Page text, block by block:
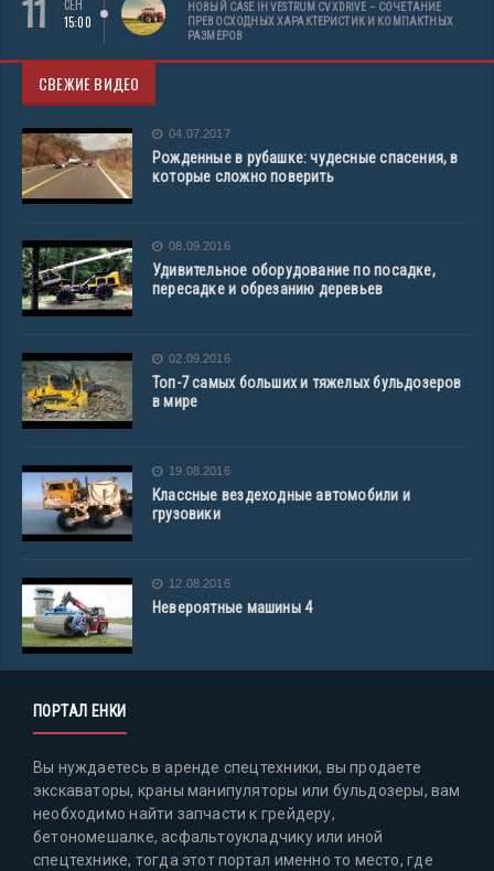
11
СЕН
15:00
НОВЫЙ CASE IH VESTRUM CVXDRIVE – СОЧЕТАНИЕ
ПРЕВОСХОДНЫХ ХАРАКТЕРИСТИК И КОМПАКТНЫХ
РАЗМЕРОВ
СВЕЖИЕ ВИДЕО
04.07.2017
Рожденные в рубашке: чудесные спасения, в
которые сложно поверить
08.09.2016
Удивительное оборудование по посадке,
пересадке и обрезанию деревьев
02.09.2016
Топ-7 самых больших и тяжелых бульдозеров
в мире
19.08.2016
Классные вездеходные автомобили и
грузовики
12.08.2016
Невероятные машины 4
ПОРТАЛ ЕНКИ
Вы нуждаетесь в аренде спецтехники, вы продаете
экскаваторы, краны манипуляторы или бульдозеры, вам
необходимо найти запчасти к грейдеру,
бетономешалке, асфальтоукладчику или иной
спецтехнике, тогда этот портал именно то место, где